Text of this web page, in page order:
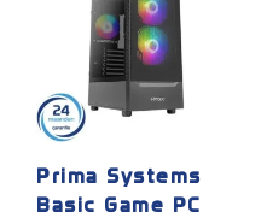
Prima Systems
Basic Game PC